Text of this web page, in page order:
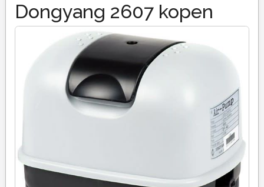
Dongyang 2607 kopen